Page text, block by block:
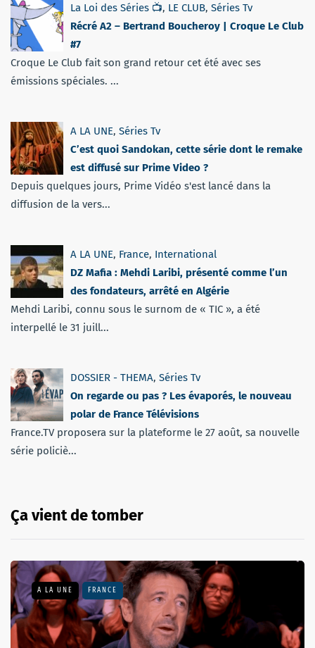
La Loi des Séries 📺, LE CLUB, Séries Tv
Récré A2 – Bertrand Boucheroy | Croque Le Club
#7
Croque Le Club fait son grand retour cet été avec ses
émissions spéciales. ...
A LA UNE, Séries Tv
C’est quoi Sandokan, cette série dont le remake
est diffusé sur Prime Video ?
Depuis quelques jours, Prime Vidéo s'est lancé dans la
diffusion de la vers...
A LA UNE, France, International
DZ Mafia : Mehdi Laribi, présenté comme l’un
des fondateurs, arrêté en Algérie
Mehdi Laribi, connu sous le surnom de « TIC », a été
interpellé le 31 juill...
DOSSIER - THEMA, Séries Tv
On regarde ou pas ? Les évaporés, le nouveau
polar de France Télévisions
France.TV proposera sur la plateforme le 27 août, sa nouvelle
série policiè...
Ça vient de tomber
A LA UNE FRANCE